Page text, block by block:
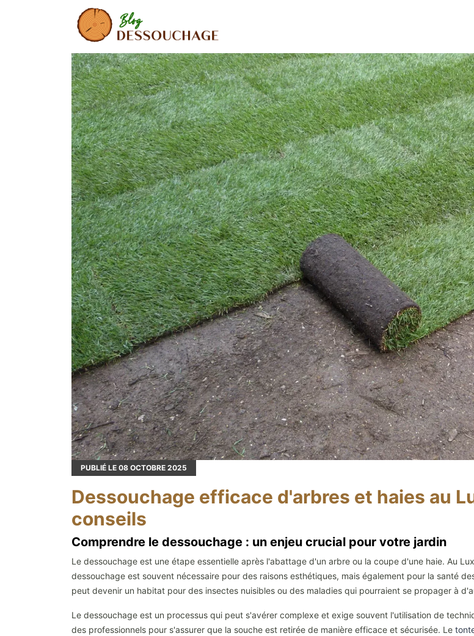
PUBLIÉ LE 08 OCTOBRE 2025
Dessouchage efficace d'arbres et haies au
conseils
Comprendre le dessouchage : un enjeu crucial pour votre jardin
Le dessouchage est une étape essentielle après l'abattage d'un arbre ou la coupe d'une haie. Au
dessouchage est souvent nécessaire pour des raisons esthétiques, mais également pour la santé
peut devenir un habitat pour des insectes nuisibles ou des maladies qui pourraient se propager à
Le dessouchage est un processus qui peut s'avérer complexe et exige souvent l'utilisation de
des professionnels pour s'assurer que la souche est retirée de manière efficace et sécurisée. Le